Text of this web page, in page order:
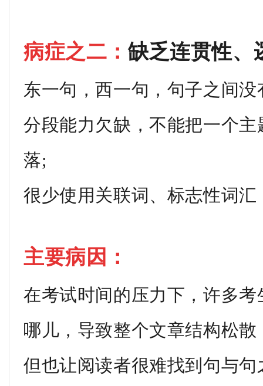
病症之二： 缺乏连贯性、
东一句，西一句，句子之间没
分段能力欠缺，不能把一个
落;
很少使用关联词、标志性词
主要病因：
在考试时间的压力下，许多
哪儿，导致整个文章结构松
但也让阅读者很难找到句与